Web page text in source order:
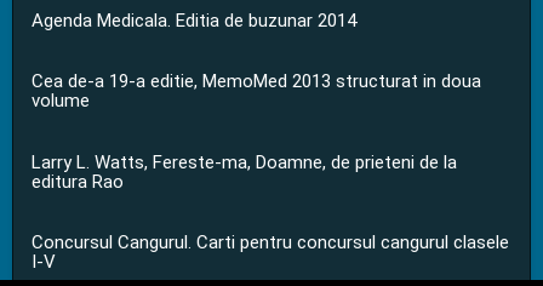
Agenda Medicala. Editia de buzunar 2014
Cea de-a 19-a editie, MemoMed 2013 structurat in doua
volume
Larry L. Watts, Fereste-ma, Doamne, de prieteni de la
editura Rao
Concursul Cangurul. Carti pentru concursul cangurul clasele
I-V